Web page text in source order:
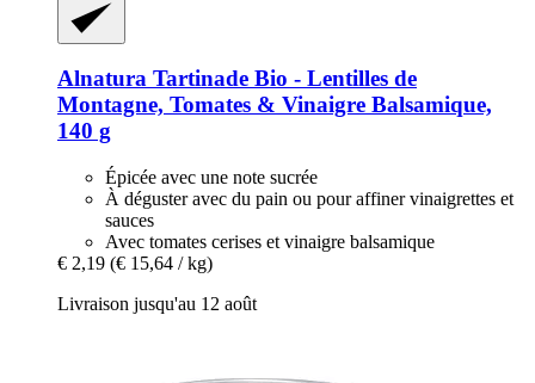
Alnatura Tartinade Bio -​ Lentilles de
Montagne, Tomates & Vinaigre Balsamique,
140 g
Épicée avec une note sucrée
À déguster avec du pain ou pour affiner vinaigrettes et
sauces
Avec tomates cerises et vinaigre balsamique
€ 2,19 (€ 15,64 / kg)
Livraison jusqu'au 12 août